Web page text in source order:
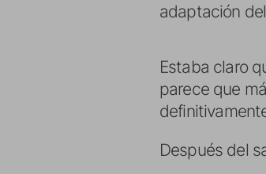
adaptación
Estaba claro
parece que
Después del